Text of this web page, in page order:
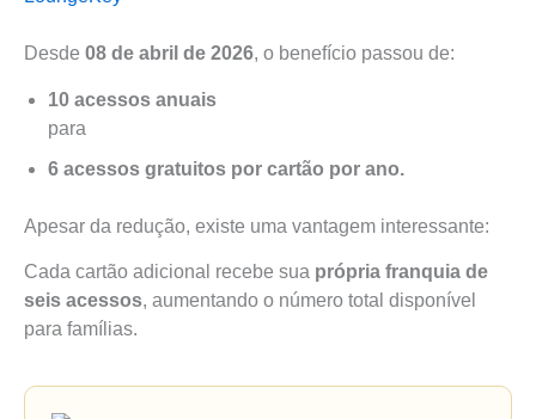
Desde 08 de abril de 2026, o benefício passou de:
10 acessos anuais
para
6 acessos gratuitos por cartão por ano.
Apesar da redução, existe uma vantagem interessante:
Cada cartão adicional recebe sua própria franquia de
seis acessos, aumentando o número total disponível
para famílias.